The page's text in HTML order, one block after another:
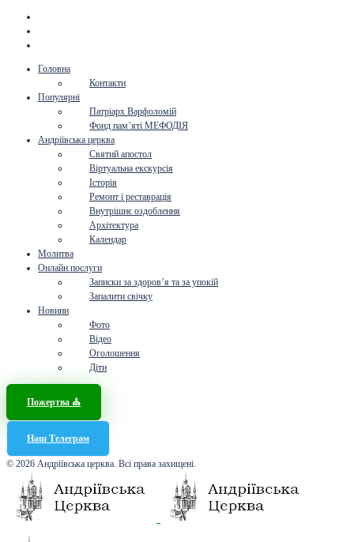
Головна
Контакти
Популярні
Патріарх Варфоломій
Фонд пам’яті МЕФОДІЯ
Андріївська церква
Святий апостол
Віртуальна екскурсія
Історія
Ремонт і реставрація
Внутрішнє оздоблення
Архітектура
Календар
Молитва
Онлайн послуги
Записки за здоров’я та за упокій
Запалити свічку
Новини
Фото
Відео
Оголошення
Діти
Пожертва ⛪️
Наш Телеграм
© 2026 Андріївська церква. Всі права захищені.